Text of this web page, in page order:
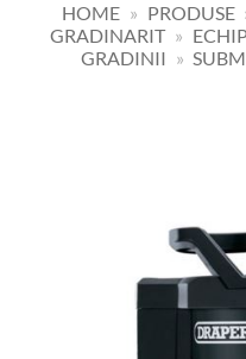
HOME » PRODUSE
GRADINARIT »
GRADINII »